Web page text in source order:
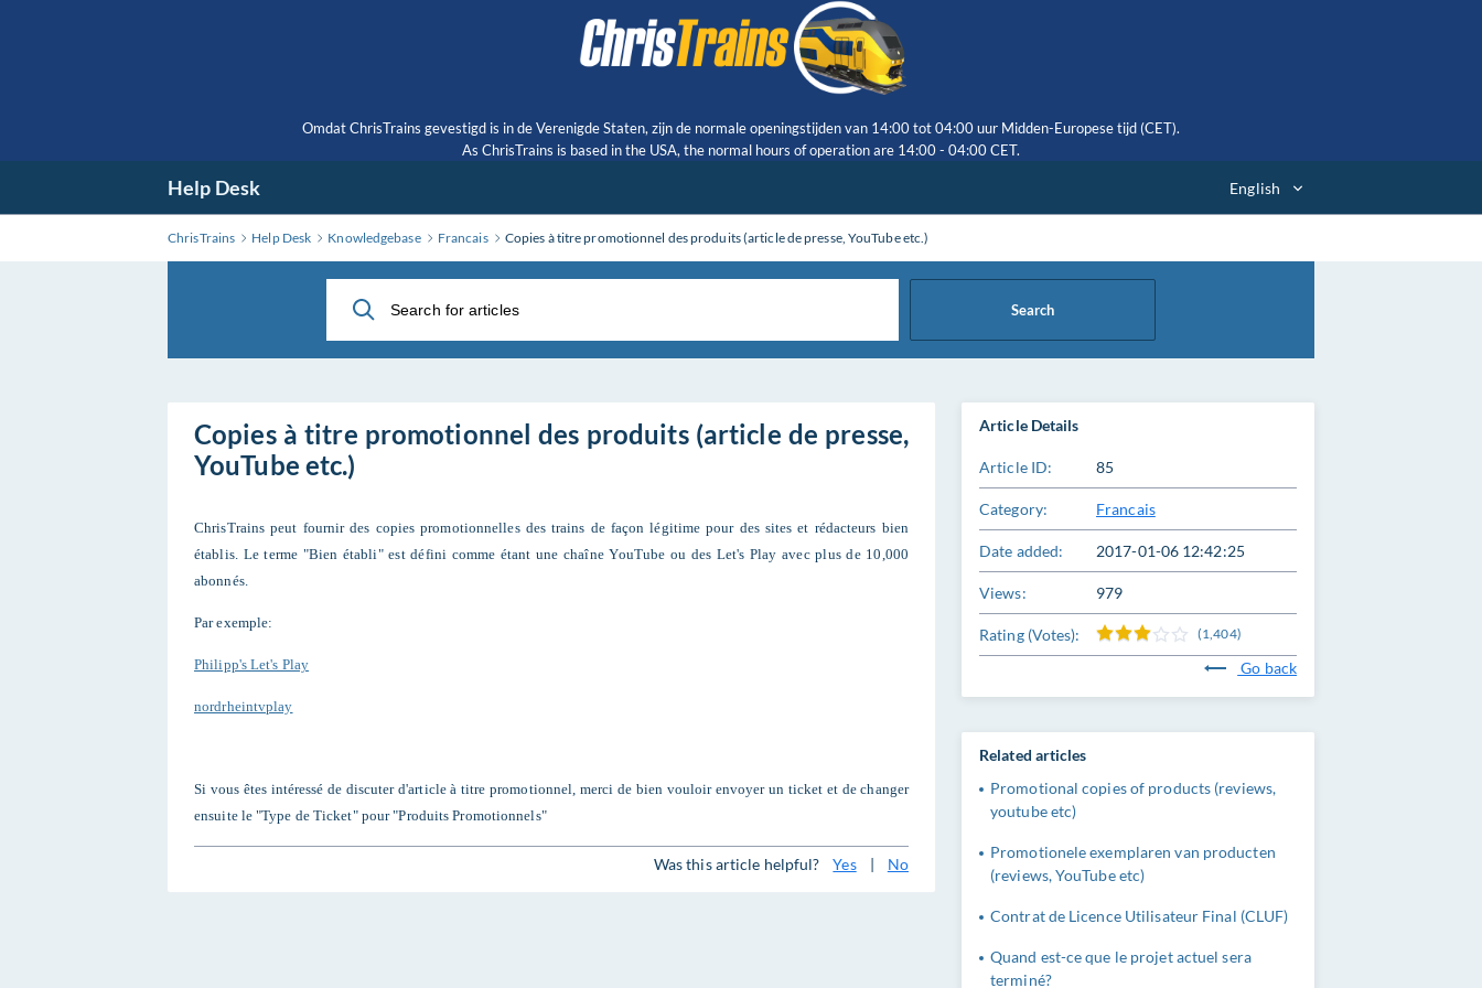
Omdat ChrisTrains gevestigd is in de Verenigde Staten, zijn de normale openingstijden van 14:00 tot 04:00 uur Midden-Europese tijd (CET).
As ChrisTrains is based in the USA, the normal hours of operation are 14:00 - 04:00 CET.
Help Desk English
ChrisTrains Help Desk Knowledgebase Francais Copies à titre promotionnel des produits (article de presse, YouTube etc.)
Search
Copies à titre promotionnel des produits (article de presse,
YouTube etc.)
ChrisTrains peut fournir des copies promotionnelles des trains de façon légitime pour des sites et rédacteurs bien
établis. Le terme "Bien établi" est défini comme étant une chaîne YouTube ou des Let's Play avec plus de 10,000
abonnés.
Par exemple:
Philipp's Let's Play
nordrheintvplay
Si vous êtes intéressé de discuter d'article à titre promotionnel, merci de bien vouloir envoyer un ticket et de changer
ensuite le "Type de Ticket" pour "Produits Promotionnels"
Was this article helpful? Yes | No
Article Details
Article ID: 85
Category: Francais
Date added: 2017-01-06 12:42:25
Views: 979
Rating (Votes): (1,404)
Go back
Related articles
Promotional copies of products (reviews,
youtube etc)
Promotionele exemplaren van producten
(reviews, YouTube etc)
Contrat de Licence Utilisateur Final (CLUF)
Quand est-ce que le projet actuel sera
terminé?